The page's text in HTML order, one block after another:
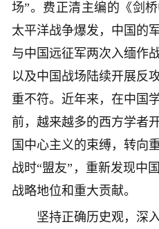
场”。费正清主编的《剑
太平洋战争爆发，中国的
与中国远征军两次入缅作
以及中国战场陆续开展反
重不符。近年来，在中国
前，越来越多的西方学者
国中心主义的束缚，转向
战时“盟友”，重新发现中
战略地位和重大贡献。
坚持正确历史观，深入